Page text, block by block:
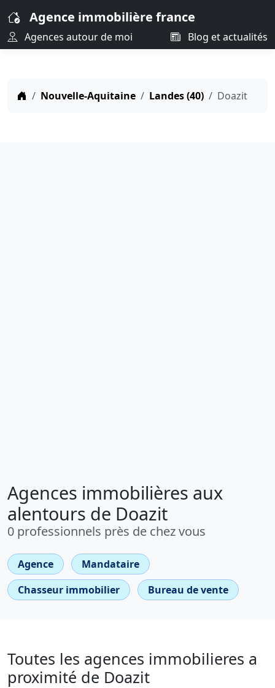
Agence immobilière france
Agences autour de moi Blog et actualités
Nouvelle-Aquitaine Landes (40) Doazit
Agences immobilières aux
alentours de Doazit
0 professionnels près de chez vous
Agence
Mandataire
Chasseur immobilier
Bureau de vente
Toutes les agences immobilieres a
proximité de Doazit